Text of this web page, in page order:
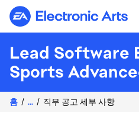
Electronic Arts
Lead Software
Sports
홈 ... 직무 공고 세부 사항